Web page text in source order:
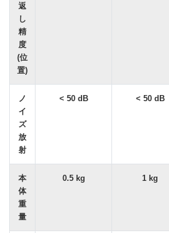
返
し
精
度
(位
置)
ノ
イ
ズ
放
射
< 50 dB < 50 dB
本
体
重
量
0.5 kg 1 kg